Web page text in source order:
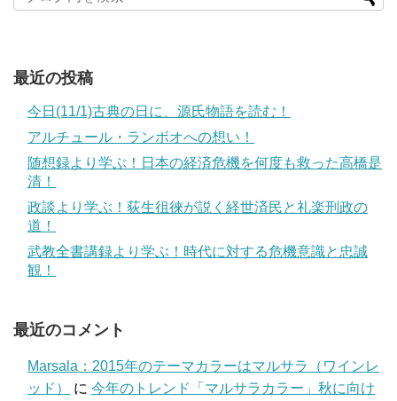
最近の投稿
今日(11/1)古典の日に、源氏物語を読む！
アルチュール・ランボオへの想い！
随想録より学ぶ！日本の経済危機を何度も救った高橋是
清！
政談より学ぶ！荻生徂徠が説く経世済民と礼楽刑政の
道！
武教全書講録より学ぶ！時代に対する危機意識と忠誠
観！
最近のコメント
Marsala：2015年のテーマカラーはマルサラ（ワインレ
ッド）
に 今年のトレンド「マルサラカラー」秋に向け